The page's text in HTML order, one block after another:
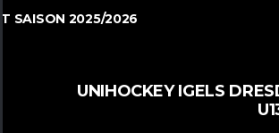
SAISON 2025/2026
UNIHOCKEY IGELS